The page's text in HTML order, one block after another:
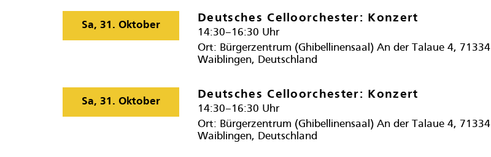
Sa, 31. Oktober
Deutsches Celloorchester: Konzert
14:30–16:30 Uhr
Ort: Bürgerzentrum (Ghibellinensaal) An der Talaue 4, 71334
Waiblingen, Deutschland
Sa, 31. Oktober
Deutsches Celloorchester: Konzert
14:30–16:30 Uhr
Ort: Bürgerzentrum (Ghibellinensaal) An der Talaue 4, 71334
Waiblingen, Deutschland